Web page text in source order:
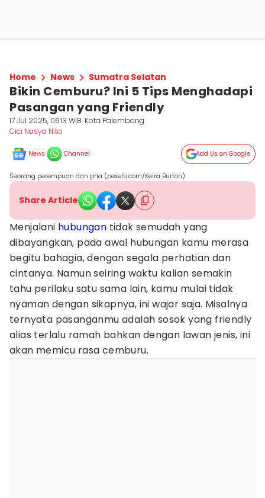
Home News Sumatra Selatan
Bikin Cemburu? Ini 5 Tips Menghadapi
Pasangan yang Friendly
17 Jul 2025, 06:13 WIB Kota Palembang
Cici Nasya Nita
News Channel Add Us on Google
Seorang perempuan dan pria (pexels.com/Keira Burton)
Share Article
Menjalani hubungan tidak semudah yang
dibayangkan, pada awal hubungan kamu merasa
begitu bahagia, dengan segala perhatian dan
cintanya. Namun seiring waktu kalian semakin
tahu perilaku satu sama lain, kamu mulai tidak
nyaman dengan sikapnya, ini wajar saja. Misalnya
ternyata pasanganmu adalah sosok yang friendly
alias terlalu ramah bahkan dengan lawan jenis, ini
akan memicu rasa cemburu.